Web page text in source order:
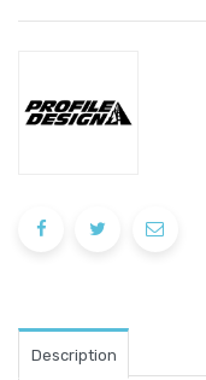
Description